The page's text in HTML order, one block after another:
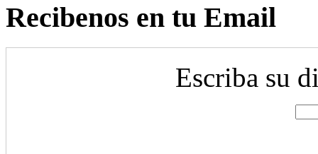
Recibenos en tu Email
Escriba su